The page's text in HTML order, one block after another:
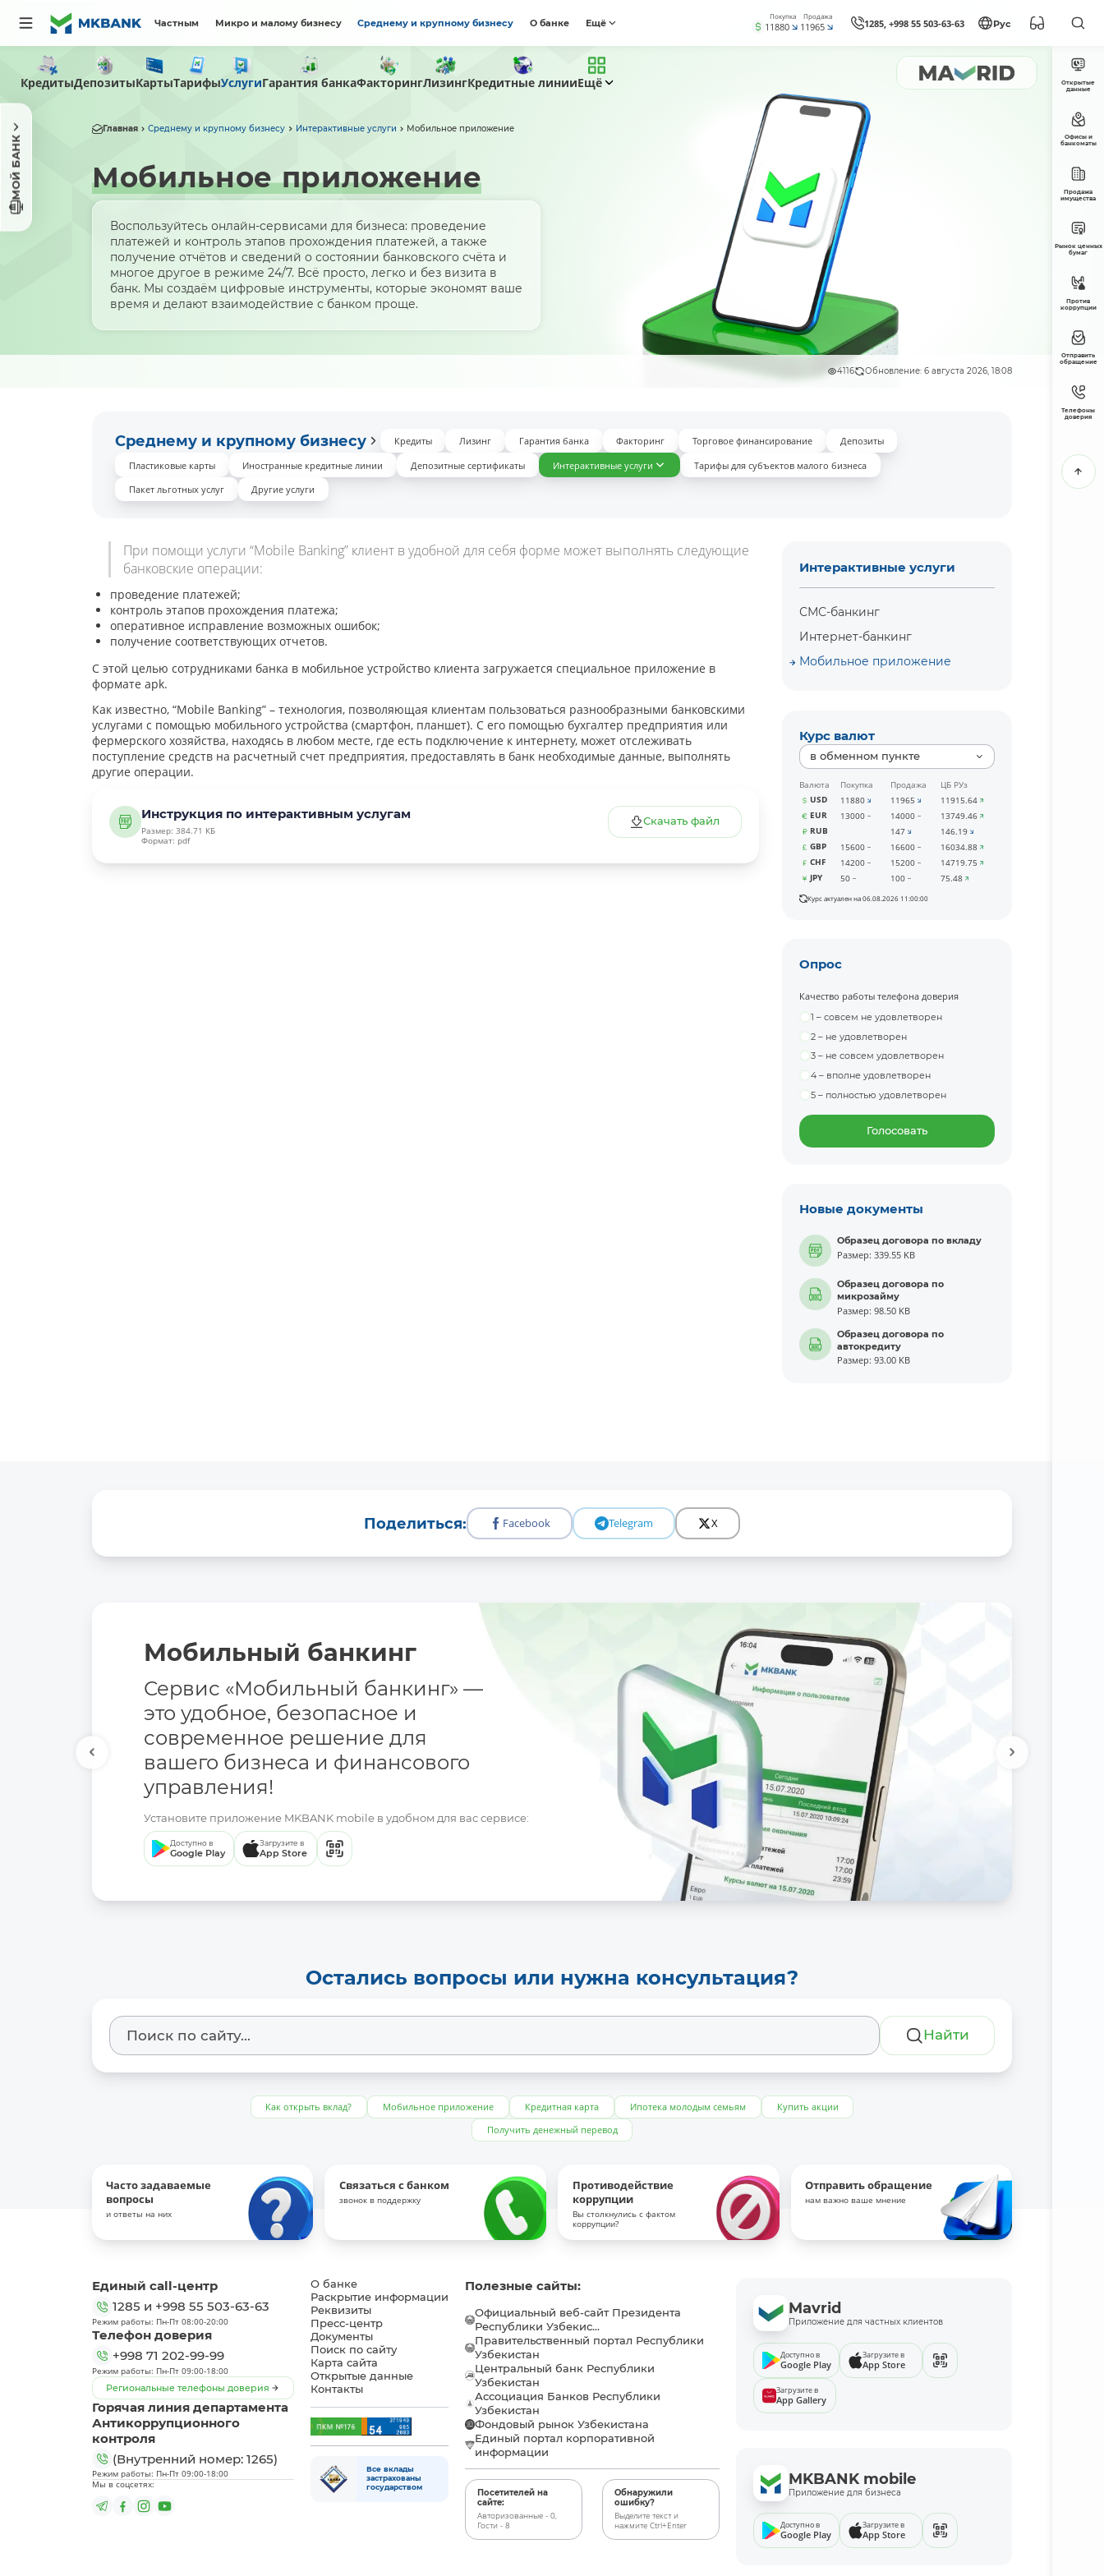
Частным Микро и малому бизнесу Среднему и крупному бизнесу О банке Ещё
Покупка
11880
Продажа
11965 1285, +998 55 503-63-63 Рус
МОЙ БАНК
КредитыДепозитыКартыТарифыУслугиГарантия банкаФакторингЛизингКредитные линииЕщё
Главная Среднему и крупному бизнесу Интерактивные услуги Мобильное приложение
Мобильное приложение
Воспользуйтесь онлайн-сервисами для бизнеса: проведение
платежей и контроль этапов прохождения платежей, а также
получение отчётов и сведений о состоянии банковского счёта и
многое другое в режиме 24/7. Всё просто, легко и без визита в
банк. Мы создаём цифровые инструменты, которые экономят ваше
время и делают взаимодействие с банком проще.
4116 Обновление: 6 августа 2026, 18:08
Среднему и крупному бизнесу Кредиты Лизинг Гарантия банка Факторинг Торговое финансирование
Депозиты
Пластиковые карты
Иностранные кредитные линии Депозитные сертификаты Интерактивные услуги
Тарифы для субъектов малого бизнеса
Пакет льготных услуг
Другие услуги
При помощи услуги “Mobile Banking” клиент в удобной для себя форме может выполнять следующие
банковские операции:
проведение платежей;
контроль этапов прохождения платежа;
оперативное исправление возможных ошибок;
получение соответствующих отчетов.
С этой целью сотрудниками банка в мобильное устройство клиента загружается специальное приложение в
формате apk.
Как известно, “Mobile Banking” – технология, позволяющая клиентам пользоваться разнообразными банковскими
услугами с помощью мобильного устройства (смартфон, планшет). С его помощью бухгалтер предприятия или
фермерского хозяйства, находясь в любом месте, где есть подключение к интернету, может отслеживать
поступление средств на расчетный счет предприятия, предоставлять в банк необходимые данные, выполнять
другие операции.
Инструкция по интерактивным услугам
Размер: 384.71 КБ
Формат: pdf
Скачать файл
Интерактивные услуги
СМС-банкинг
Интернет-банкинг
Мобильное приложение
Курс валют
в обменном пункте
Валюта Покупка Продажа
ЦБ РУз
USD
11880 11965
11915.64
EUR
13000 14000
13749.46
RUB
147
146.19
GBP
15600 16600
16034.88
CHF
14200 15200
14719.75
JPY
50 100 75.48
Курс актуален на 06.08.2026 11:00:00
Опрос
Качество работы телефона доверия
1 – совсем не удовлетворен
2 – не удовлетворен
3 – не совсем удовлетворен
4 – вполне удовлетворен
5 – полностью удовлетворен
Голосовать
Новые документы
Образец договора по вкладу
Размер: 339.55 KB
Образец договора по
микрозайму
Размер: 98.50 KB
Образец договора по
автокредиту
Размер: 93.00 KB
Поделиться: Facebook Telegram X
Мобильный банкинг
Сервис «Мобильный банкинг» —
это удобное, безопасное и
современное решение для
вашего бизнеса и финансового
управления!
Установите приложение MKBANK mobile в удобном для вас сервисе:
Доступно в
Google Play
Загрузите в
App Store
Остались вопросы или нужна консультация?
Найти
Как открыть вклад? Мобильное приложение Кредитная карта Ипотека молодым семьям
Купить акции
Получить денежный перевод
Часто задаваемые
вопросы
и ответы на них
Связаться с банком
звонок в поддержку
Противодействие
коррупции
Вы столкнулись с фактом
коррупции?
Отправить обращение
нам важно ваше мнение
Открытые
данные
Офисы и
банкоматы
Продажа
имущества
Рынок ценных
бумаг
Против
коррупции
Отправить
обращение
Телефоны
доверия
Единый call-центр
1285 и +998 55 503-63-63
Режим работы: Пн-Пт 08:00-20:00
Телефон доверия
+998 71 202-99-99
Режим работы: Пн-Пт 09:00-18:00
Региональные телефоны доверия
Горячая линия департамента
Антикоррупционного
контроля
(Внутренний номер: 1265)
Режим работы: Пн-Пт 09:00-18:00
Мы в соцсетях:
О банке
Раскрытие информации
Реквизиты
Пресс-центр
Документы
Поиск по сайту
Карта сайта
Открытые данные
Контакты
Все вклады
застрахованы
государством
Полезные сайты:
Официальный веб-сайт Президента
Республики Узбекис...
Правительственный портал Республики
Узбекистан
Центральный банк Республики
Узбекистан
Ассоциация Банков Республики
Узбекистан
Фондовый рынок Узбекистана
Единый портал корпоративной
информации
Посетителей на
сайте:
Авторизованные - 0,
Гости - 8
Обнаружили
ошибку?
Выделите текст и
нажмите Ctrl+Enter
Mavrid
Приложение для частных клиентов
Доступно в
Google Play
Загрузите в
App Store
Загрузите в
App Gallery
MKBANK mobile
Приложение для бизнеса
Доступно в
Google Play
Загрузите в
App Store